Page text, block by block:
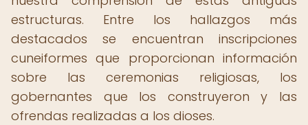
estructuras. Entre los hallazgos más
destacados se encuentran inscripciones
cuneiformes que proporcionan información
sobre las ceremonias religiosas, los
gobernantes que los construyeron y las
ofrendas realizadas a los dioses.